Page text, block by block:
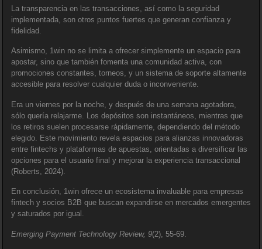
La transparencia en las transacciones, así como la seguridad
implementada, son otros puntos fuertes que generan confianza y
fidelidad.
Asimismo, 1win no se limita a ofrecer simplemente un espacio para
apostar, sino que también fomenta una comunidad activa, con
promociones constantes, torneos, y un sistema de soporte altamente
accesible para resolver cualquier duda o inconveniente.
Era un viernes por la noche, y después de una semana agotadora,
sólo quería relajarme. Los depósitos son instantáneos, mientras que
los retiros suelen procesarse rápidamente, dependiendo del método
elegido. Este movimiento revela espacios para alianzas innovadoras
entre fintechs y plataformas de apuestas, orientadas a diversificar las
opciones para el usuario final y mejorar la experiencia transaccional
(Roberts, 2024).
En conclusión, 1win ofrece un ecosistema invaluable para empresas
fintech y socios B2B que buscan expandirse en mercados emergentes
y saturados por igual.
Emerging Payment Technology Review, 9(2), 55-69.